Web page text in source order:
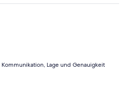
Lage und Genauigkeit